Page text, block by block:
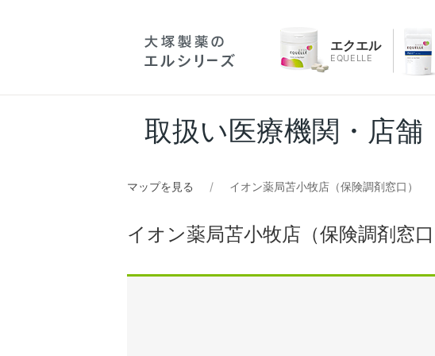
エクエル
EQUELLE
取扱い医療機関・店舗
マップを見る イオン薬局苫小牧店（保険調剤窓口）
イオン薬局苫小牧店（保険調剤窓口